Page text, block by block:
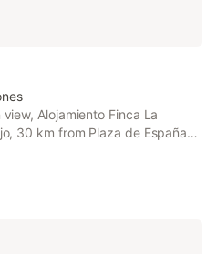
Alojamiento Finca La
30 km from Plaza de España
Oviedo. This property
private parking and free WiFi.